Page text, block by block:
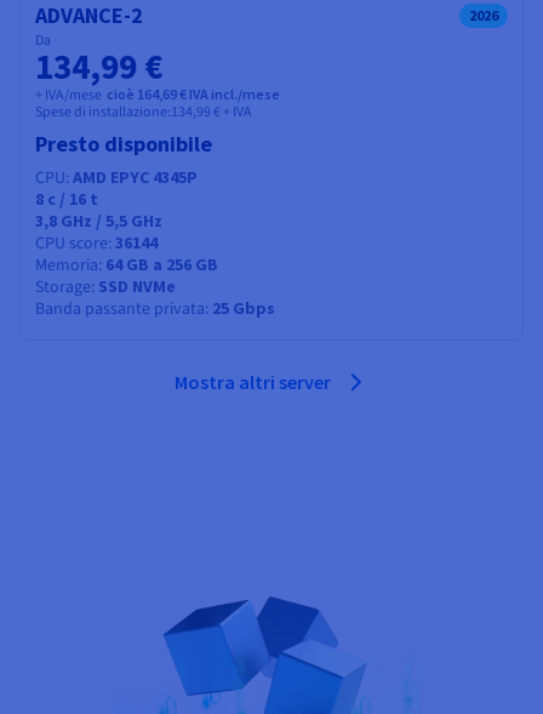
ADVANCE-2 2026
Da
134,99 €
+ IVA/mese cioè 164,69 € IVA incl./mese
Spese di installazione:134,99 € + IVA
Presto disponibile
CPU AMD EPYC 4345P
8 c / 16 t
3,8 GHz / 5,5 GHz
CPU score 36144
Memoria 64 GB a 256 GB
Storage SSD NVMe
Banda passante privata 25 Gbps
Mostra altri server